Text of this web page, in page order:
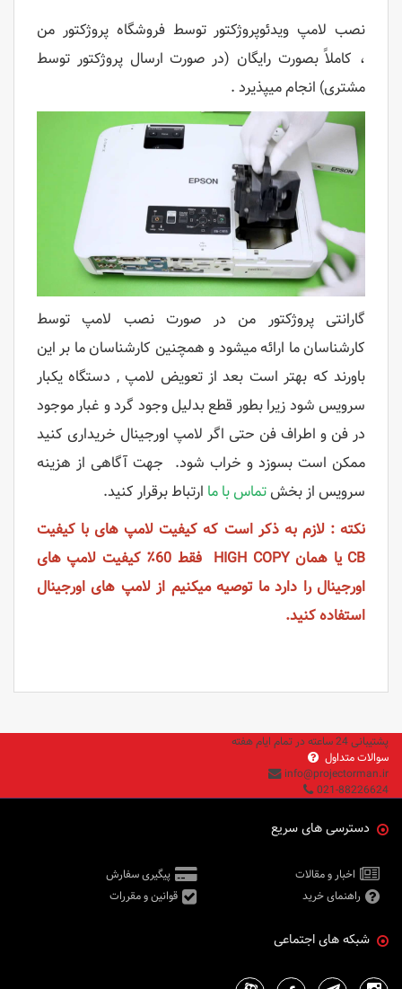
نصب لامپ ویدئوپروژکتور توسط فروشگاه پروژکتور من
، کاملاً بصورت رایگان (در صورت ارسال پروژکتور توسط
مشتری) انجام میپذیرد .
گارانتیپروژکتور من در صورت نصب لامپ توسط
کارشناسان ما ارائه میشود وهمچنین کارشناسان ما بر این
باورندکه بهتر است بعد از تعویض لامپ , دستگاه یکبار
سرویس شود زیرا بطور قطع بدلیل وجود گرد و غبار موجود
در فن و اطراف فن حتی اگر لامپ اورجینال خریداری کنید
ممکن است بسوزد و خراب شود. جهت آگاهی از هزینه
سرویس از بخشتماس با ما ارتباط برقرار کنید.
نکته : لازم به ذکر است که کیفیت لامپ های با کیفیت
CB یا همان HIGH COPY فقط 60٪ کیفیت لامپ های
اورجینال را دارد ما توصیه میکنیم از لامپ های اورجینال
استفاده کنید.
پشتیبانی 24 ساعته در تمام ایام هفته
سوالات متداول
info@projectorman.ir
021-88226624
دسترسی های سریع
اخبار و مقالات
پیگیری سفارش
راهنمای خرید
قوانین و مقررات
شبکه های اجتماعی